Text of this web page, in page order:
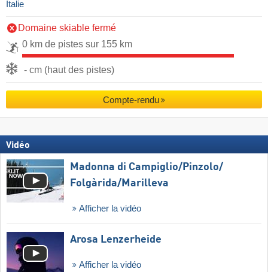
Italie
Domaine skiable fermé
0 km de pistes sur 155 km
- cm (haut des pistes)
Compte-rendu
Vidéo
Madonna di Campiglio/​Pinzolo/​
Folgàrida/​Marilleva
Afficher la vidéo
Arosa Lenzerheide
Afficher la vidéo